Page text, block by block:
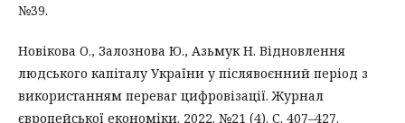
№39.
Новікова О., Залознова Ю., Азьмук Н. Відновлення
людського капіталу України у післявоєнний період з
використанням переваг цифровізації. Журнал
європейської економіки. 2022. №21 (4). С. 407–427.